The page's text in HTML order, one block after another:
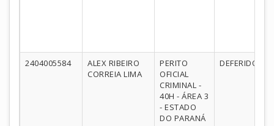
2404005584
ALEX RIBEIRO
CORREIA LIMA
PERITO
OFICIAL
CRIMINAL -
40H - ÁREA 3
- ESTADO
DO PARANÁ
DEFERIDO